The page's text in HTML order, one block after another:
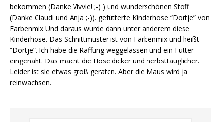
bekommen (Danke Vivvie! ;-) ) und wunderschönen Stoff
(Danke Claudi und Anja ;-)). gefütterte Kinderhose “Dortje” von
Farbenmix Und daraus wurde dann unter anderem diese
Kinderhose. Das Schnittmuster ist von Farbenmix und heißt
“Dortje”. Ich habe die Raffung weggelassen und ein Futter
eingenäht. Das macht die Hose dicker und herbsttauglicher.
Leider ist sie etwas groß geraten. Aber die Maus wird ja
reinwachsen.